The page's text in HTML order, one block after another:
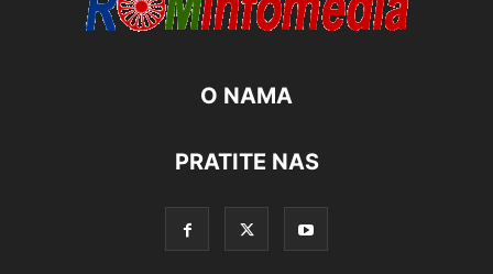
O NAMA
PRATITE NAS